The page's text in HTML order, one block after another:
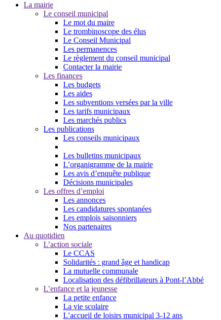
La mairie
Le conseil municipal
Le mot du maire
Le trombinoscope des élus
Le Conseil Municipal
Les permanences
Le règlement du conseil municipal
Contacter la mairie
Les finances
Les budgets
Les aides
Les subventions versées par la ville
Les tarifs municipaux
Les marchés publics
Les publications
Les conseils municipaux
Les bulletins municipaux
L’organigramme de la mairie
Les avis d’enquête publique
Décisions municipales
Les offres d’emploi
Les annonces
Les candidatures spontanées
Les emplois saisonniers
Nos partenaires
Au quotidien
L’action sociale
Le CCAS
Solidarités : grand âge et handicap
La mutuelle communale
Localisation des défibrillateurs à Pont-l’Abbé
L’enfance et la jeunesse
La petite enfance
La vie scolaire
L’accueil de loisirs municipal 3-12 ans